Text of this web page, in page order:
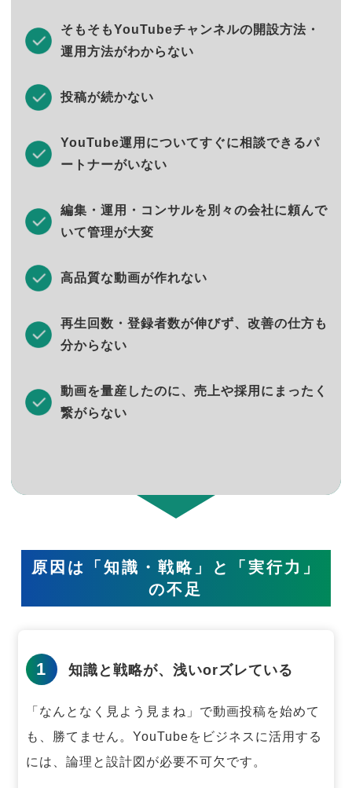
そもそもYouTubeチャンネルの開設方法・
運用方法がわからない
投稿が続かない
YouTube運用についてすぐに相談できるパ
ートナーがいない
編集・運用・コンサルを別々の会社に頼んで
いて管理が大変
高品質な動画が作れない
再生回数・登録者数が伸びず、改善の仕方も
分からない
動画を量産したのに、売上や採用にまったく
繋がらない
原因は「知識・戦略」と「実行力」
の不足
1 知識と戦略が、浅いorズレている
「なんとなく見よう見まね」で動画投稿を始めて
も、勝てません。 YouTubeをビジネスに活用する
には、論理と設計図が必要不可欠です。